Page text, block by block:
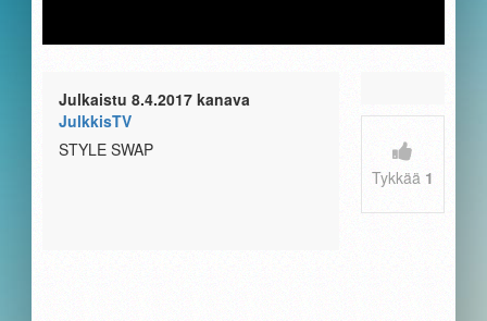
Julkaistu 8.4.2017 kanava
JulkkisTV
STYLE SWAP
Tykkää 1